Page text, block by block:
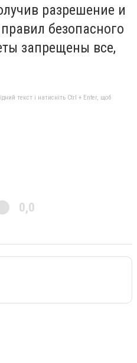
разрешение и
безопасного
запрещены все,
текст і натисніть Ctrl + Enter, щоб
0,0